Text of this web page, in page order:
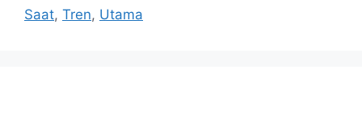
Saat, Tren, Utama